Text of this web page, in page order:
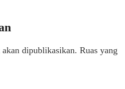
dipublikasikan. Ruas yang